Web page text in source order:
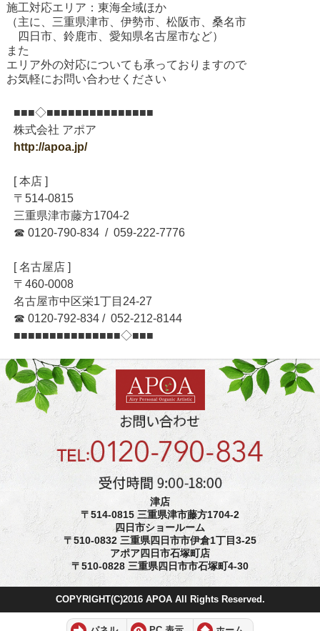
施工対応エリア：東海全域ほか
（主に、三重県津市、伊勢市、松阪市、桑名市
四日市、鈴鹿市、愛知県名古屋市など）
また
エリア外の対応についても承っておりますので
お気軽にお問い合わせください
■■■◇■■■■■■■■■■■■■■■
株式会社 アポア
http://apoa.jp/
[ 本店 ]
〒514-0815
三重県津市藤方1704-2
☎ 0120-790-834 / 059-222-7776
[ 名古屋店 ]
〒460-0008
名古屋市中区栄1丁目24-27
☎ 0120-792-834 / 052-212-8144
■■■■■■■■■■■■■■■◇■■■
津店
〒514-0815 三重県津市藤方1704-2
四日市ショールーム
〒510-0832 三重県四日市市伊倉1丁目3-25
アポア四日市石塚町店
〒510-0828 三重県四日市市石塚町4-30
COPYRIGHT(C)2016 APOA All Rights Reserved.